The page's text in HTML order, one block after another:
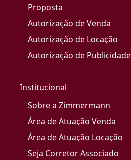
Proposta
Autorização de Venda
Autorização de Locação
Autorização de Publicidade
Institucional
Sobre a Zimmermann
Área de Atuação Venda
Área de Atuação Locação
Seja Corretor Associado